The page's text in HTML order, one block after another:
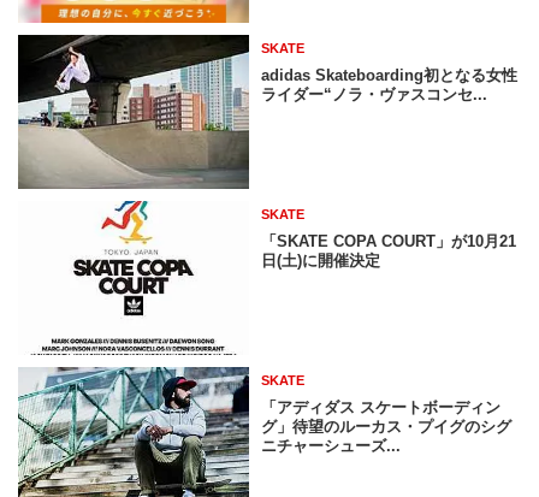
SKATE
adidas Skateboarding初となる女性
ライダー“ノラ・ヴァスコンセ...
SKATE
「SKATE COPA COURT」が10月21
日(土)に開催決定
SKATE
「アディダス スケートボーディン
グ」待望のルーカス・プイグのシグ
ニチャーシューズ...